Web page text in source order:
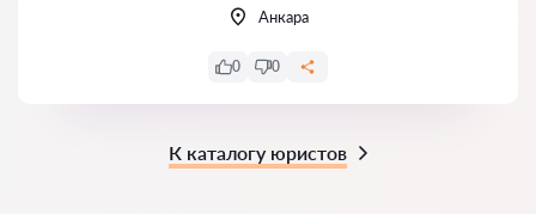
Анкара
0 0
К каталогу юристов